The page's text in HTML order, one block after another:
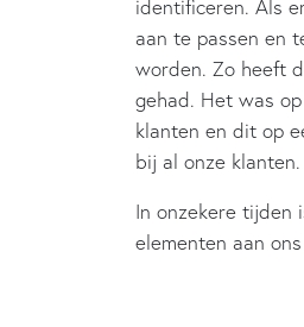
identificeren. Als
aan te passen en
worden. Zo heeft
gehad. Het was
klanten en dit op
bij al onze klanten.
In onzekere tijden
elementen aan